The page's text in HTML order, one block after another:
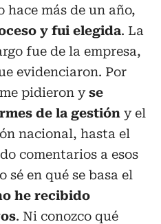
hace más de un año,
y fui elegida. La
fue de la empresa,
evidenciaron. Por
pidieron yse
de la gestión y el
nacional, hasta el
comentarios a esos
en qué se basa el
he recibido
. Ni conozco qué